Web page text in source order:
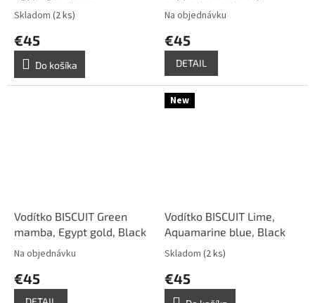
Skladom (2 ks)
€45
Do košíka
Na objednávku
€45
DETAIL
Vodítko BISCUIT Green
mamba, Egypt gold, Black
Na objednávku
€45
New
Vodítko BISCUIT Lime,
Aquamarine blue, Black
Skladom (2 ks)
€45